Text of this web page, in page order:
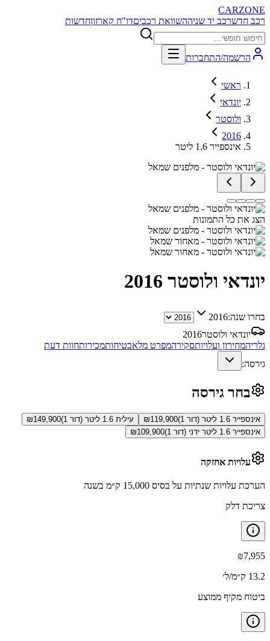
CARZONE
רכב חדשרכב יד שניההשוואת רכביםדו"ח קארזוןחדשות
הרשמה/התחברות
ראשי
יונדאי
ולוסטר
2016
אינספייר 1.6 ליטר
הצג את כל התמונות
יונדאי ולוסטר 2016
בחרו שנה:2016
יונדאי ולוסטר2016
גלריהמחירון ועלויותסקירהמפרט מלאבטיחותמכירותחוות דעת
גירסה:
בחר גירסה
אינספייר 1.6 ליטר (דור 1) ₪119,900 עילית 1.6 ליטר (דור 1) ₪149,900
אינספייר 1.6 ליטר ידני (דור 1)
₪109,900
עלויות אחזקה
הערכת עלויות שנתיות על בסיס 15,000 ק״מ בשנה
צריכת דלק
₪7,955
13.2 ק״מ/ל׳
ביטוח מקיף ממוצע